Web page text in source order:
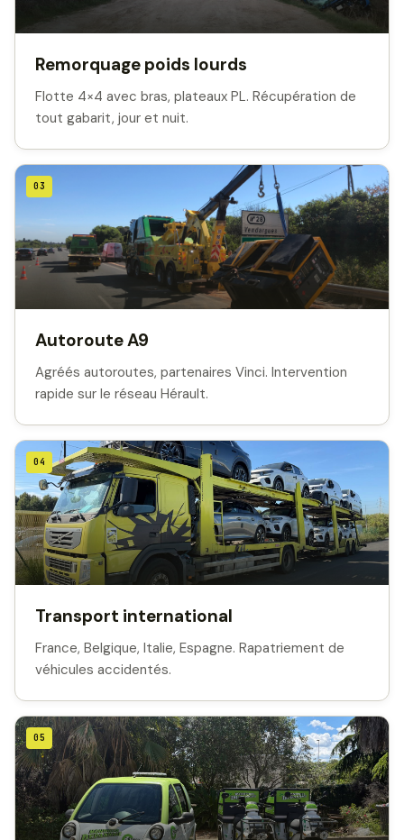
Remorquage poids lourds
Flotte 4×4 avec bras, plateaux PL. Récupération de
tout gabarit, jour et nuit.
03
Autoroute A9
Agréés autoroutes, partenaires Vinci. Intervention
rapide sur le réseau Hérault.
04
Transport international
France, Belgique, Italie, Espagne. Rapatriement de
véhicules accidentés.
05